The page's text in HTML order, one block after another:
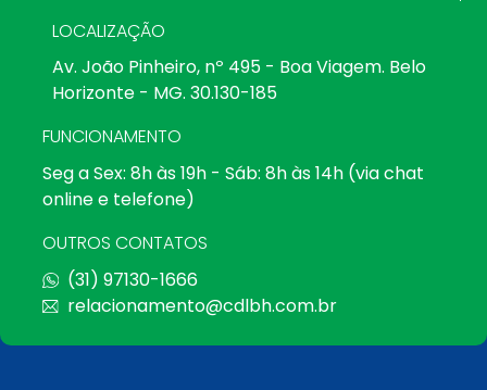
LOCALIZAÇÃO
Av. João Pinheiro, nº 495 - Boa Viagem. Belo
Horizonte - MG. 30.130-185
FUNCIONAMENTO
Seg a Sex: 8h às 19h - Sáb: 8h às 14h (via chat
online e telefone)
OUTROS CONTATOS
(31) 97130-1666
relacionamento@cdlbh.com.br